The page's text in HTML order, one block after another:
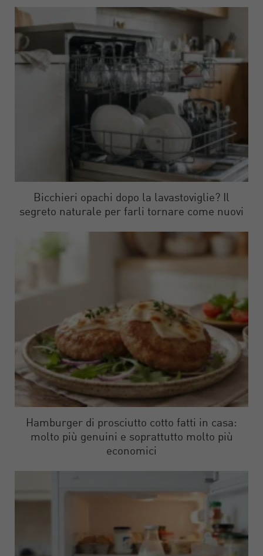
Bicchieri opachi dopo la lavastoviglie? Il
segreto naturale per farli tornare come nuovi
Hamburger di prosciutto cotto fatti in casa:
molto più genuini e soprattutto molto più
economici